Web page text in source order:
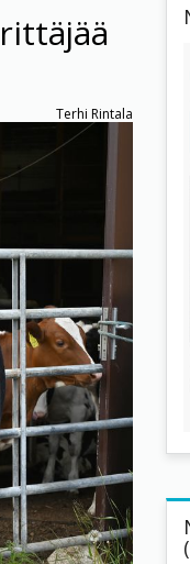
Terhi Rintala